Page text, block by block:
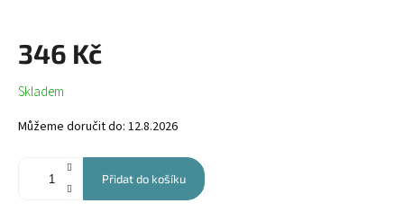
346 Kč
Měrná
cena:
Skladem
Můžeme doručit do: 12.8.2026
Přidat do košíku